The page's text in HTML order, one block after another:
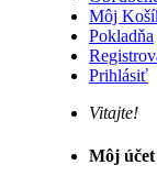
Môj
Pokladňa
Prihlásiť
Vitajte!
Môj účet